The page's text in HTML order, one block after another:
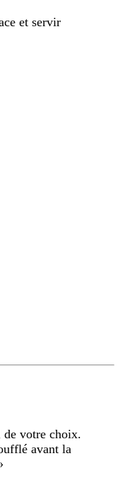
et servir
de votre choix.
avant la